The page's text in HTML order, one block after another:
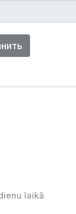
laikā